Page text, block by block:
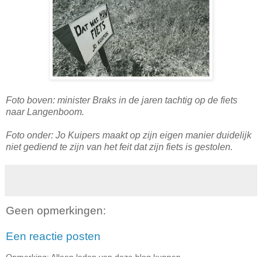
Foto boven: minister Braks in de jaren tachtig op de fiets
naar Langenboom.
Foto onder: Jo Kuipers maakt op zijn eigen manier duidelijk
niet gediend te zijn van het feit dat zijn fiets is gestolen.
Geen opmerkingen:
Een reactie posten